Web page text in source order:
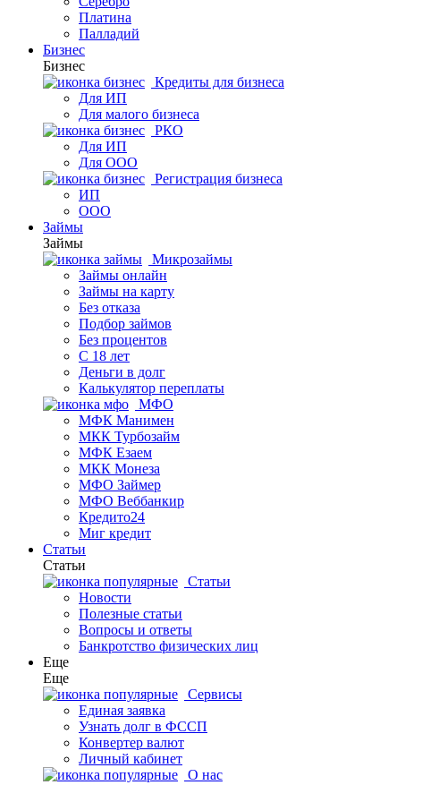
Платина
Палладий
Бизнес
Бизнес
Кредиты для бизнеса
Для ИП
Для малого бизнеса
РКО
Для ИП
Для ООО
Регистрация бизнеса
ИП
ООО
Займы
Займы
Микрозаймы
Займы онлайн
Займы на карту
Без отказа
Подбор займов
Без процентов
С 18 лет
Деньги в долг
Калькулятор переплаты
МФО
МФК Манимен
МКК Турбозайм
МФК Езаем
МКК Монеза
МФО Займер
МФО Веббанкир
Кредито24
Миг кредит
Статьи
Статьи
Статьи
Новости
Полезные статьи
Вопросы и ответы
Банкротство физических лиц
Еще
Еще
Сервисы
Единая заявка
Узнать долг в ФССП
Конвертер валют
Личный кабинет
О нас